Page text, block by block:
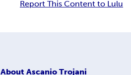
Report This Content to Lulu
About Ascanio Trojani